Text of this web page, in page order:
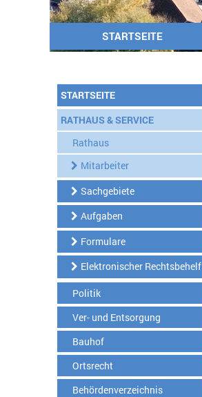
STARTSEITE
STARTSEITE
RATHAUS & SERVICE
Rathaus
Mitarbeiter
Sachgebiete
Aufgaben
Formulare
Elektronischer Rechtsbehelf
Politik
Ver- und Entsorgung
Bauhof
Ortsrecht
Behördenverzeichnis